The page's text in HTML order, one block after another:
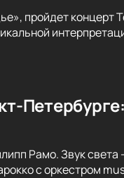
пройдет концерт
Рамо. Звук
с оркестром